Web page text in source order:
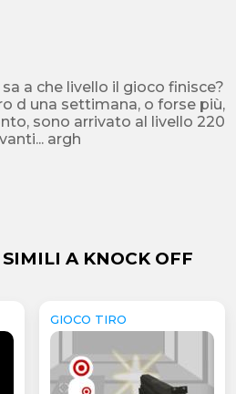
a che livello il gioco finisce?
d una settimana, o forse più,
sono arrivato al livello 220
argh
A KNOCK OFF
GIOCO TIRO